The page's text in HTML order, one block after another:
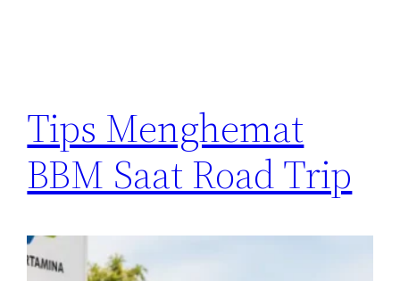
Tips Menghemat
BBM Saat Road Trip